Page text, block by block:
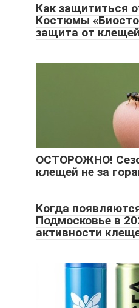
Как защититься
Костюмы
защита от
ОСТОРОЖНО!
клещей не за
Когда
Подмосковье в
активности